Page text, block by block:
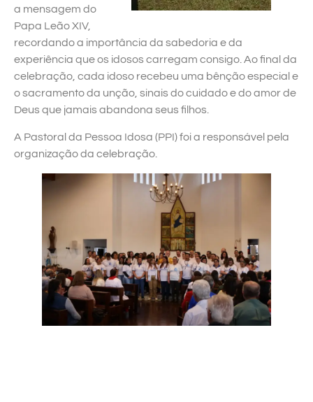
a mensagem do
Papa Leão XIV,
recordando a importância da sabedoria e da
experiência que os idosos carregam consigo. Ao final da
celebração, cada idoso recebeu uma bênção especial e
o sacramento da unção, sinais do cuidado e do amor de
Deus que jamais abandona seus filhos.
A Pastoral da Pessoa Idosa (PPI) foi a responsável pela
organização da celebração.